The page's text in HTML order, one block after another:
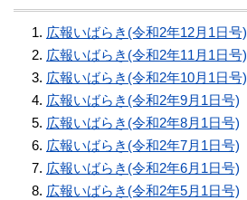
広報いばらき(令和2年12月1日号)
広報いばらき(令和2年11月1日号)
広報いばらき(令和2年10月1日号)
広報いばらき(令和2年9月1日号)
広報いばらき(令和2年8月1日号)
広報いばらき(令和2年7月1日号)
広報いばらき(令和2年6月1日号)
広報いばらき(令和2年5月1日号)